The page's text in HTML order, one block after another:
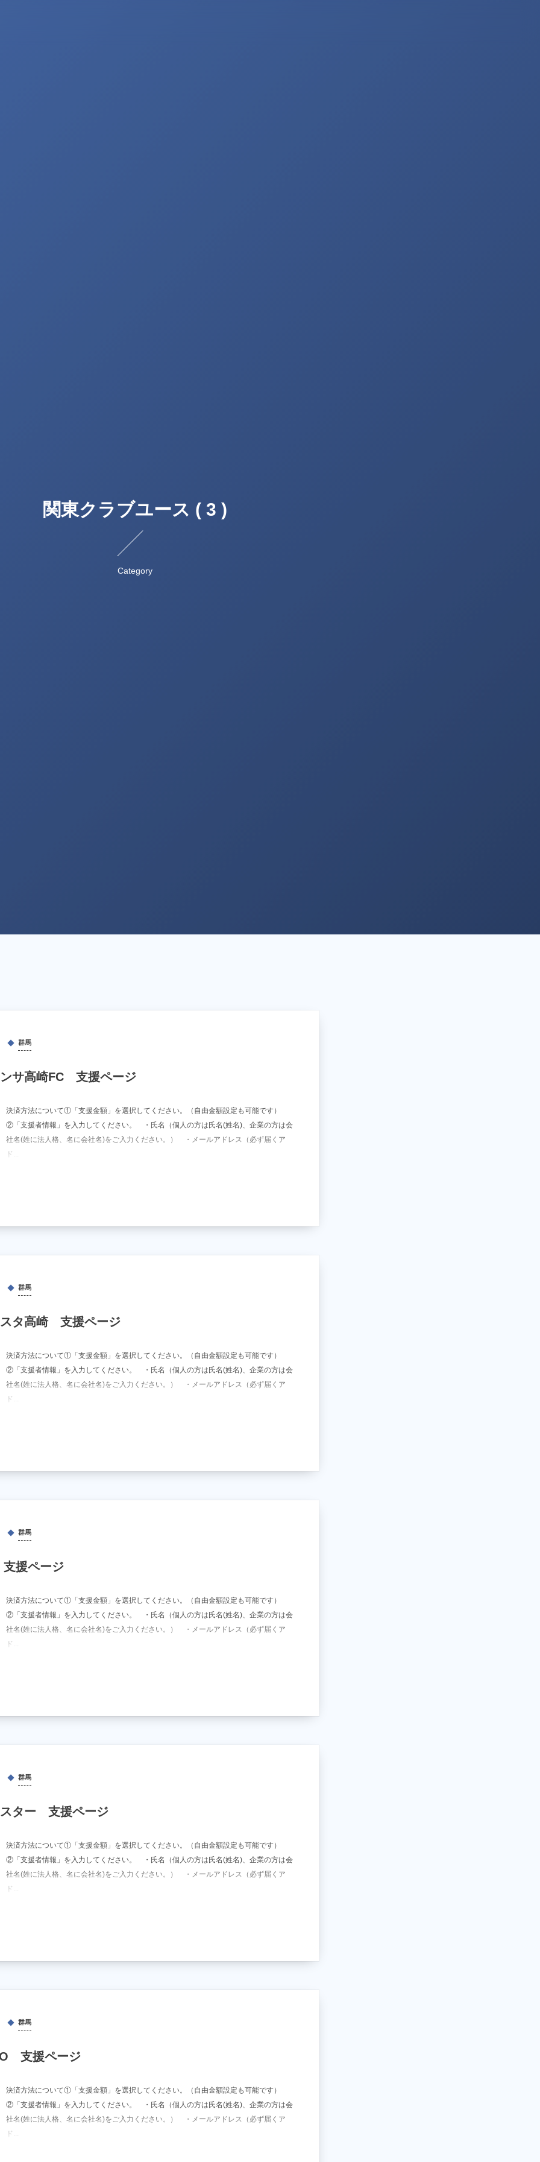
関東クラブユース ( 3 )
Category
群馬
サ高崎FC 支援ページ
決済方法について①「支援金額」を選択してください。（自由金額設定も可能です）
②「支援者情報」を入力してください。 ・氏名（個人の方は氏名(姓名)、企業の方は会
社名(姓に法人格、名に会社名)をご入力ください。） ・メールアドレス（必ず届くア
ド...
群馬
タ高崎 支援ページ
決済方法について①「支援金額」を選択してください。（自由金額設定も可能です）
②「支援者情報」を入力してください。 ・氏名（個人の方は氏名(姓名)、企業の方は会
社名(姓に法人格、名に会社名)をご入力ください。） ・メールアドレス（必ず届くア
ド...
群馬
援ページ
決済方法について①「支援金額」を選択してください。（自由金額設定も可能です）
②「支援者情報」を入力してください。 ・氏名（個人の方は氏名(姓名)、企業の方は会
社名(姓に法人格、名に会社名)をご入力ください。） ・メールアドレス（必ず届くア
ド...
群馬
ター 支援ページ
決済方法について①「支援金額」を選択してください。（自由金額設定も可能です）
②「支援者情報」を入力してください。 ・氏名（個人の方は氏名(姓名)、企業の方は会
社名(姓に法人格、名に会社名)をご入力ください。） ・メールアドレス（必ず届くア
ド...
群馬
支援ページ
決済方法について①「支援金額」を選択してください。（自由金額設定も可能です）
②「支援者情報」を入力してください。 ・氏名（個人の方は氏名(姓名)、企業の方は会
社名(姓に法人格、名に会社名)をご入力ください。） ・メールアドレス（必ず届くア
ド...